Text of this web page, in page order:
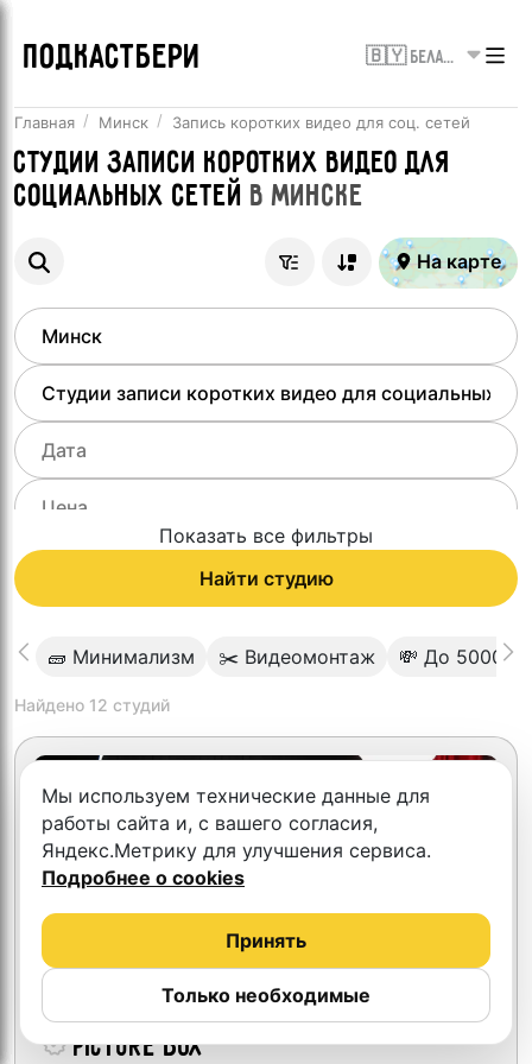
ПОДКАСТБЕРИ 🇧🇾 Беларусь
Главная Минск Запись коротких видео для соц. сетей
Студии записи коротких видео для
социальных сетей вМинске
На карте
Показать все фильтры
Найти студию
🧱 Минимализм ✂️ Видеомонтаж 💸 До 5000
Найдено 12 студий
Picture box
Мы используем технические данные для
работы сайта и, с вашего согласия,
Яндекс.Метрику для улучшения сервиса.
Подробнее о cookies
Только необходимые
Принять